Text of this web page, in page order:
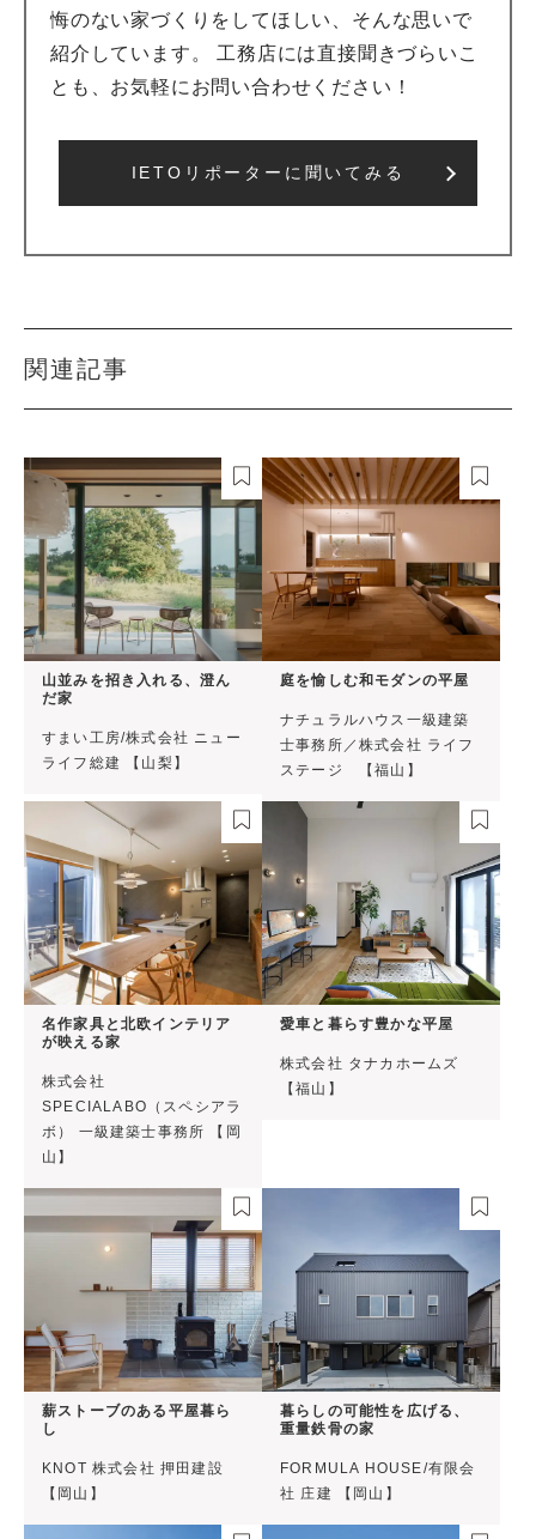
悔のない家づくりをしてほしい、そんな思いで
紹介しています。 工務店には直接聞きづらいこ
とも、お気軽にお問い合わせください！
IETOリポーターに聞いてみる
関連記事
山並みを招き入れる、澄ん
だ家
すまい工房/株式会社 ニュー
ライフ総建 【山梨】
庭を愉しむ和モダンの平屋
ナチュラルハウス⼀級建築
⼠事務所／株式会社 ライフ
ステージ 【福山】
名作家具と北欧インテリア
が映える家
株式会社
SPECIALABO（スペシアラ
ボ） 一級建築士事務所 【岡
山】
愛車と暮らす豊かな平屋
株式会社 タナカホームズ
【福山】
薪ストーブのある平屋暮ら
し
KNOT 株式会社 押田建設
【岡山】
暮らしの可能性を広げる、
重量鉄骨の家
FORMULA HOUSE/有限会
社 庄建 【岡山】